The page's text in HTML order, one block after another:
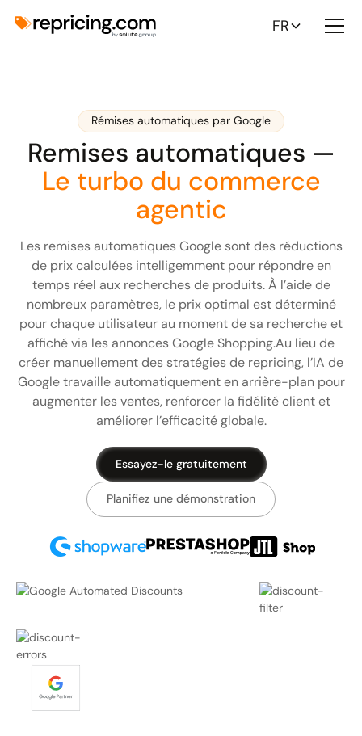
FR
Rémises automatiques par Google
Remises automatiques —
Le turbo du commerce
agentic
Les remises automatiques Google sont des réductions
de prix calculées intelligemment pour répondre en
temps réel aux recherches de produits. À l’aide de
nombreux paramètres, le prix optimal est déterminé
pour chaque utilisateur au moment de sa recherche et
affiché via les annonces Google Shopping.Au lieu de
créer manuellement des stratégies de repricing, l’IA de
Google travaille automatiquement en arrière-plan pour
augmenter les ventes, renforcer la fidélité client et
améliorer l’efficacité globale.
Essayez-le gratuitement
Planifiez une démonstration